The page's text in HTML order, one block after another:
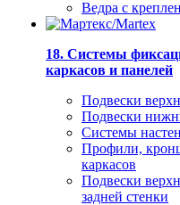
Ведра с
18. Системы
каркасов и панелей
Подвески
Подвески
Системы
Профили,
каркасов
Подвески
задней стенки